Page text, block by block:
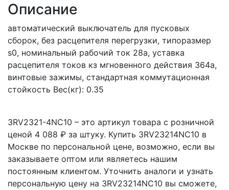
Описание
автоматический выключатель для пусковых
сборок, без расцепителя перегрузки, типоразмер
s0, номинальный рабочий ток 28a, уставка
расцепителя токов кз мгновенного действия 364a,
винтовые зажимы, стандартная коммутационная
стойкость Вес(кг): 0.35
3RV2321-4NC10 – это артикул товара с розничной
ценой 4 088 ₽ за штуку. Купить 3RV23214NC10 в
Москве по персональной цене, возможно, если вы
заказываете оптом или являетесь нашим
постоянным клиентом. Уточнить аналоги и узнать
персональную цену на 3RV23214NC10 вы сможете,